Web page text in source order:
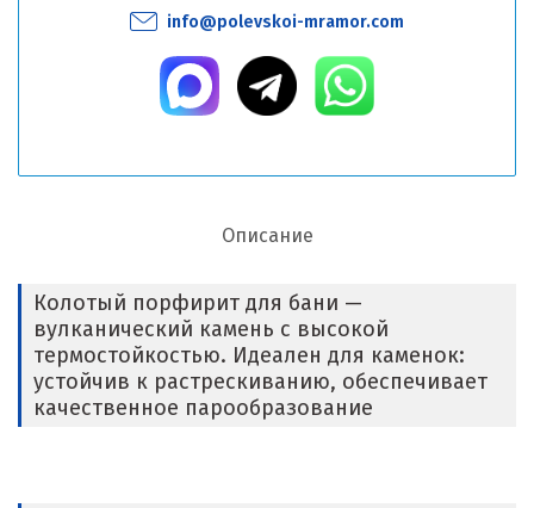
info@polevskoi-mramor.com
Описание
Колотый порфирит для бани —
вулканический камень с высокой
термостойкостью. Идеален для каменок:
устойчив к растрескиванию, обеспечивает
качественное парообразование